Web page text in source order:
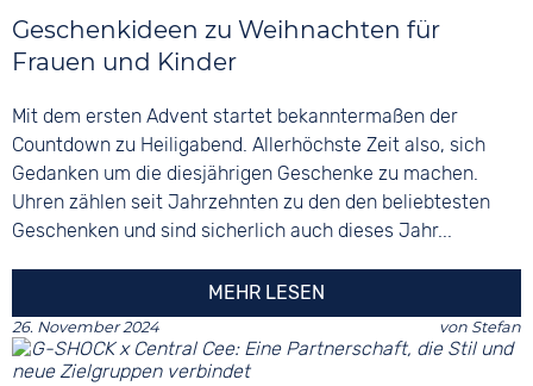
Geschenkideen zu Weihnachten für
Frauen und Kinder
Mit dem ersten Advent startet bekanntermaßen der
Countdown zu Heiligabend. Allerhöchste Zeit also, sich
Gedanken um die diesjährigen Geschenke zu machen.
Uhren zählen seit Jahrzehnten zu den den beliebtesten
Geschenken und sind sicherlich auch dieses Jahr...
MEHR LESEN
26. November 2024 von Stefan